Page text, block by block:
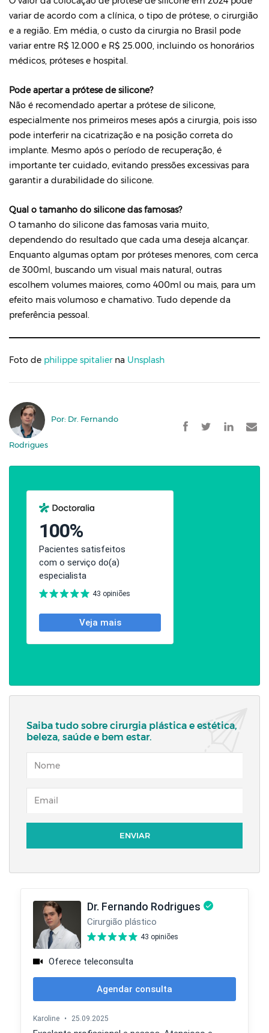
variar de acordo com a clínica, o tipo de prótese, o cirurgião
e a região. Em média, o custo da cirurgia no Brasil pode
variar entre R$ 12.000 e R$ 25.000, incluindo os honorários
médicos, próteses e hospital.
Pode apertar a prótese de silicone?
Não é recomendado apertar a prótese de silicone,
especialmente nos primeiros meses após a cirurgia, pois isso
pode interferir na cicatrização e na posição correta do
implante. Mesmo após o período de recuperação, é
importante ter cuidado, evitando pressões excessivas para
garantir a durabilidade do silicone.
Qual o tamanho do silicone das famosas?
O tamanho do silicone das famosas varia muito,
dependendo do resultado que cada uma deseja alcançar.
Enquanto algumas optam por próteses menores, com cerca
de 300ml, buscando um visual mais natural, outras
escolhem volumes maiores, como 400ml ou mais, para um
efeito mais volumoso e chamativo. Tudo depende da
preferência pessoal.
Foto de philippe spitalierna Unsplash
Por: Dr. Fernando
Rodrigues
Saiba tudo sobre cirurgia plástica e estética,
beleza, saúde e bem estar.